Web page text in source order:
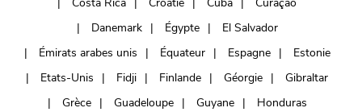
Danemark
Égypte
El Salvador
Émirats arabes unis
Équateur Espagne
Estonie
Etats-Unis
Fidji Finlande Géorgie
Gibraltar
Grèce
Guadeloupe Guyane
Honduras